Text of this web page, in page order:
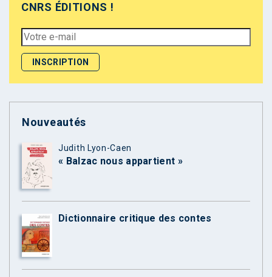
CNRS ÉDITIONS !
Nouveautés
Judith Lyon-Caen
« Balzac nous appartient »
Dictionnaire critique des contes